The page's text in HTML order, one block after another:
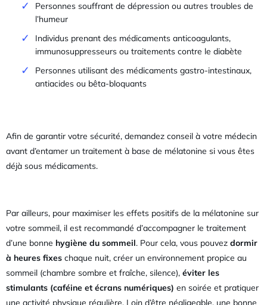
Personnes souffrant de dépression ou autres troubles de
l’humeur
Individus prenant des médicaments anticoagulants,
immunosuppresseurs ou traitements contre le diabète
Personnes utilisant des médicaments gastro-intestinaux,
antiacides ou bêta-bloquants
Afin de garantir votre sécurité, demandez conseil à votre médecin
avant d’entamer un traitement à base de mélatonine si vous êtes
déjà sous médicaments.
Par ailleurs, pour maximiser les effets positifs de la mélatonine sur
votre sommeil, il est recommandé d’accompagner le traitement
d’une bonne hygiène du sommeil. Pour cela, vous pouvez dormir
à heures fixes chaque nuit, créer un environnement propice au
sommeil (chambre sombre et fraîche, silence), éviter les
stimulants (caféine et écrans numériques) en soirée et pratiquer
une activité physique régulière. Loin d’être négligeable, une bonne